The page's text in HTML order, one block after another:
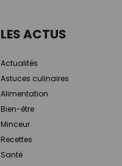
LES ACTUS
Actualités
Astuces culinaires
Alimentation
Bien-être
Minceur
Recettes
Santé